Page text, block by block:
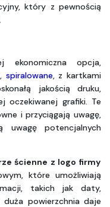
który z pewnością
opcja,
, spiralowane, z kartkami
jakością druku,
oczekiwanej grafiki. Te
i przyciągają uwagę,
uwagę potencjalnych
ścienne z logo firmy
które umożliwiają
takich jak daty,
powierzchnia daje